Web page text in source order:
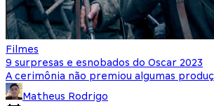
Filmes
9 surpresas e esnobados do Oscar 2023
A cerimônia não premiou algumas
Matheus Rodrigo